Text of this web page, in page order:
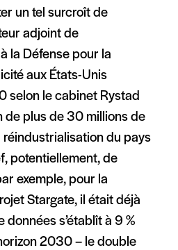
un tel surcroît de
adjoint de
la Défense pour la
aux États-Unis
selon le cabinet Rystad
de plus de 30 millions de
réindustrialisation du pays
potentiellement, de
exemple, pour la
Stargate, il était déjà
s’établît à 9 %
2030 – le double